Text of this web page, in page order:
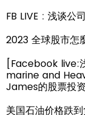
FB LIVE : 浅谈
2023 全球股市怎
[Facebook live:
marine and
James的股票投
美国石油价格跌